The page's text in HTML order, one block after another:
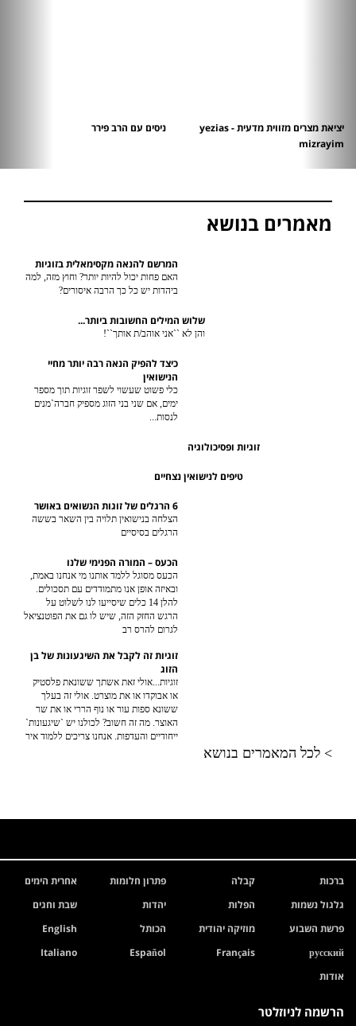
יציאת מצרים מזווית מדעית - yezias
mizrayim
ניסים עם הרב פירר
מאמרים בנושא
המרשם להנאה מקסימאלית בזוגיות
האם פחות יכול להיות יותר? וחוץ מזה, למה
ביהדות יש כל כך הרבה איסורים?
שלוש המילים החשובות ביותר...
והן לא ``אני אוהב/ת אותך``!
כיצד להפיק הנאה רבה יותר מחיי
הנישואין
כלי פשוט שעשוי לשפר זוגיות תוך מספר
ימים, אם שני בני הזוג מספיק חברה`מנים
לנסות...
זוגיות ופסיכולוגיה
טיפים לנישואין נצחיים
6 הרגלים של זוגות הנשואים באושר
הצלחה בנישואין תלויה בין השאר בששה
הרגלים בסיסיים
הכעס – המורה הפנימי שלנו
הכעס מסוגל ללמד אותנו מי אנחנו באמת,
ובאיזה אופן אנו מתמודדים עם תסכולים.
להלן 14 כלים שיסייעו לנו לשלוט על
הרגש החזק הזה, שיש לו גם את הפוטנציאל
לגרום להרס רב
זוגיות זה לקבל את השיגעונות של בן
הזוג
זוגיות...אולי זאת אשתך ששונאת פלסטיק
או אבוקדו או את מוצרט. אולי זה בעלך
ששונא ספות עור או נוף הררי או את שר
האוצר. מה זה חשוב? לכולנו יש `שיגעונות`
ייחודיים והעדפות. אנחנו צריכים ללמוד איך
> לכל המאמרים בנושא
ברכות קבלה פתרון חלומות
אחרית הימים
גלגול נשמות
הפלות יהדות
שבת וחגים
פרשת השבוע
מוזיקה יהודית הכותל
English
русский
Français
Español
Italiano
אודות
הרשמה לניוזלטר